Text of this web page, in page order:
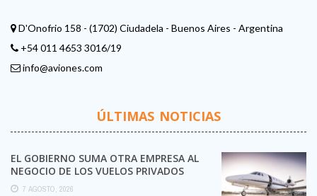
D'Onofrio 158 - (1702) Ciudadela - Buenos Aires - Argentina
+54 011 4653 3016/19
info@aviones.com
ÚLTIMAS NOTICIAS
EL GOBIERNO SUMA OTRA EMPRESA AL
NEGOCIO DE LOS VUELOS PRIVADOS
7 AGOSTO, 2026